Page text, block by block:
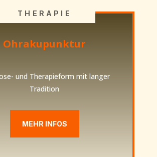
THERAPIE
Ohrakupunktur
und Therapieform mit langer
Tradition
MEHR INFOS